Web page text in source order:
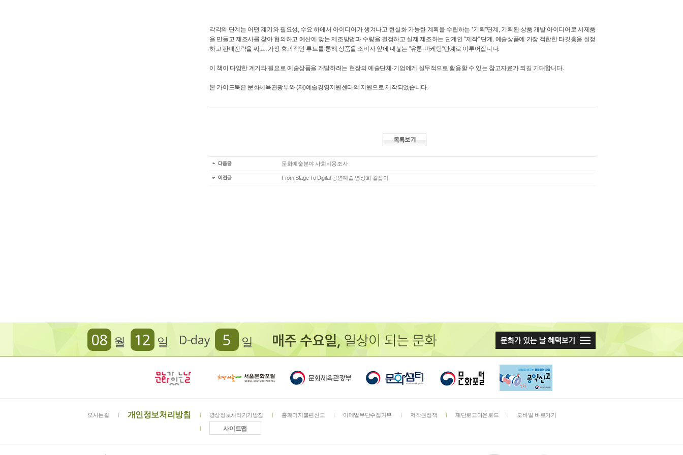
각각의 단계는 어떤 계기와 필요성, 수요 하에서 아이디어가 생겨나고 현실화 가능한 계획을 수립하는 ''기획''단계, 기획된 상품 개발 아이디어로 시제품
을 만들고 제조사를 찾아 협의하고 예산에 맞는 제조방법과 수량을 결정하고 실제 제조하는 단계인 ''제작'' 단계, 예술상품에 가장 적합한 타깃층을 설정
하고 판매전략을 짜고, 가장 효과적인 루트를 통해 상품을 소비자 앞에 내놓는 ''유통·마케팅''단계로 이루어집니다.
이 책이 다양한 계기와 필요로 예술상품을 개발하려는 현장의 예술단체·기업에게 실무적으로 활용할 수 있는 참고자료가 되길 기대합니다.
본 가이드북은 문화체육관광부와 (재)예술경영지원센터의 지원으로 제작되었습니다.
문화예술분야 사회비용조사
From Stage To Digital 공연예술 영상화 길잡이
D-day 5 일
08 월 12 일
오시는길 개인정보처리방침 영상정보처리기기방침 홈페이지불편신고 이메일무단수집거부 저작권정책 재단로고다운로드 모바일 바로가기
사이트맵